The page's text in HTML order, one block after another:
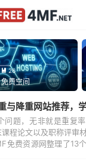
 26
免费空间
与降重网站推荐，
问题，无非就是重复
程论文以及职称评审
免费资源网整理了13